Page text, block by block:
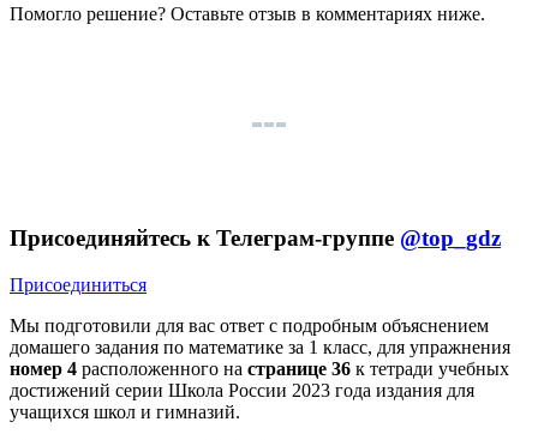
Помогло решение? Оставьте отзыв в комментариях ниже.
Присоединяйтесь к Телеграм-группе @top_gdz
Присоединиться
Мы подготовили для вас ответ c подробным объяснением
домашего задания по математике за 1 класс, для упражнения
номер 4 расположенного на странице 36 к тетради учебных
достижений серии Школа России 2023 года издания для
учащихся школ и гимназий.